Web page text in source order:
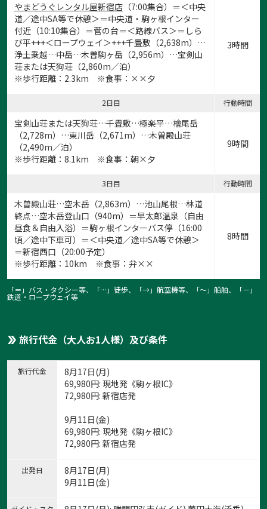
やまどうぐレンタル屋新宿店 （7:00集合）＝＜中央
道／途中SA等で休憩＞＝中央道・駒ヶ根インター
付近（10:10集合）＝菅の台＝＜路線バス＞＝しら
び平+++＜ロープウェイ＞+++千畳敷（2,638m）…
浄土乗越…中岳…木曽駒ヶ岳（2,956m）…宝剣山
荘または天狗荘（2,860m／泊）
※歩行距離：2.3km ※食事：××夕
3時間
2日目 行動時間
宝剣山荘または天狗荘…千畳敷…極楽平…檜尾岳
（2,728m）…東川岳（2,671m）…木曽殿山荘
（2,490m／泊）
※歩行距離：8.1km ※食事：朝×夕
9時間
3日目 行動時間
木曽殿山荘…空木岳（2,863m）…池山尾根…林道
終点…空木岳登山口（940m）＝早太郎温泉（自由
昼食＆自由入浴）＝駒ヶ根インターバス停（16:00
頃／途中下車可）＝＜中央道／途中SA等で休憩＞
＝新宿西口（20:00予定）
※歩行距離：10km ※食事：弁××
8時間
「＝」バス・タクシー等、「…」徒歩、「→」航空機等、「〜」船舶、「－」
鉄道・ロープウェイ等
旅行代金（大人お1人様）及び条件
旅行代金
8月17日(月)
69,980円: 現地発《駒ヶ根IC》
72,980円: 新宿店発
9月11日(金)
69,980円: 現地発《駒ヶ根IC》
72,980円: 新宿店発
出発日
8月17日(月)
9月11日(金)